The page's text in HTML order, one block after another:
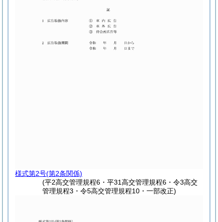
様式第2号(第2条関係)
(平2高交管理規程6・平31高交管理規程6・令3高交
管理規程3・令5高交管理規程10・一部改正)